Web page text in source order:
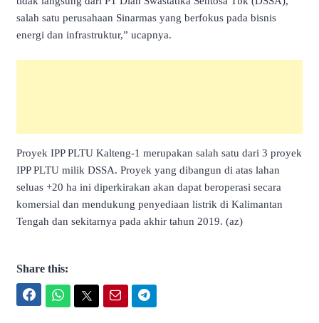
salah satu perusahaan Sinarmas yang berfokus pada bisnis
energi dan infrastruktur,” ucapnya.
Proyek IPP PLTU Kalteng-1 merupakan salah satu dari 3 proyek
IPP PLTU milik DSSA. Proyek yang dibangun di atas lahan
seluas +20 ha ini diperkirakan akan dapat beroperasi secara
komersial dan mendukung penyediaan listrik di Kalimantan
Tengah dan sekitarnya pada akhir tahun 2019. (az)
Share this: